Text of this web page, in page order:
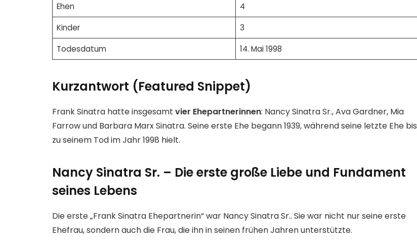
Ehen
4
Kinder
3
Todesdatum
14. Mai 1998
Kurzantwort (Featured Snippet)
Frank Sinatra hatte insgesamt vier Ehepartnerinnen: Nancy Sinatra Sr., Ava Gardner, Mia
Farrow und Barbara Marx Sinatra. Seine erste Ehe begann 1939, während seine letzte Ehe bis
zu seinem Tod im Jahr 1998 hielt.
Nancy Sinatra Sr. – Die erste große Liebe und Fundament
seines Lebens
Die erste „Frank Sinatra Ehepartnerin“ war Nancy Sinatra Sr.. Sie war nicht nur seine erste
Ehefrau, sondern auch die Frau, die ihn in seinen frühen Jahren unterstützte.